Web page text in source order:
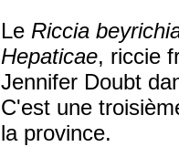
Le Riccia
Hepaticae, riccie
Jennifer Doubt
C'est une
la province.